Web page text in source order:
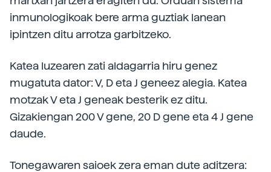
inmunologikoak bere arma guztiak lanean
ipintzen ditu arrotza garbitzeko.
Katea luzearen zati aldagarria hiru genez
mugatuta dator: V, D eta J geneez alegia. Katea
motzak V eta J geneak besterik ez ditu.
Gizakiengan 200 V gene, 20 D gene eta 4 J gene
daude.
Tonegawaren saioek zera eman dute aditzera: